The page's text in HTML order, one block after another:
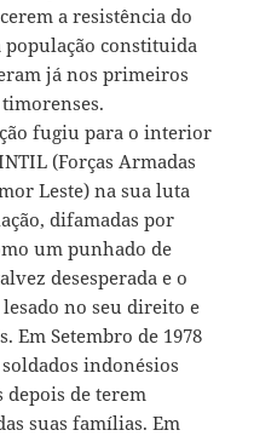
a resistência do
constituida
já nos primeiros
timorenses.
fugiu para o interior
(Forças Armadas
Leste) na sua luta
difamadas por
um punhado de
desesperada e o
no seu direito e
Em Setembro de 1978
indonésios
depois de terem
suas famílias. Em